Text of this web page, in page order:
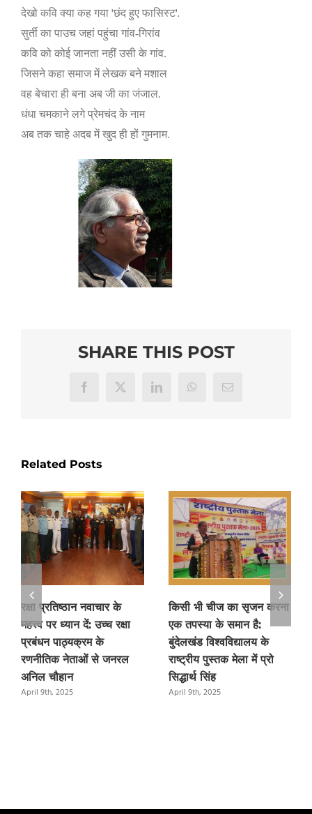
देखो कवि क्या कह गया 'छंद हुए फासिस्ट'.
सुर्ती का पाउच जहां पहुंचा गांव-गिरांव
कवि को कोई जानता नहीं उसी के गांव.
जिसने कहा समाज में लेखक बने मशाल
वह बेचारा ही बना अब जी का जंजाल.
धंधा चमकाने लगे प्रेमचंद के नाम
अब तक चाहे अदब में खुद ही हों गुमनाम.
SHARE THIS POST
Facebook
X LinkedInWhatsAppEmail
Related Posts
रक्षा प्रतिष्ठान नवाचार के
महत्त्व पर ध्यान दें: उच्च रक्षा
प्रबंधन पाठ्यक्रम के
रणनीतिक नेताओं से जनरल
अनिल चौहान
April 9th, 2025
किसी भी चीज का सृजन करना
एक तपस्या के समान है:
बुंदेलखंड विश्वविद्यालय के
राष्ट्रीय पुस्तक मेला में प्रो
सिद्धार्थ सिंह
April 9th, 2025